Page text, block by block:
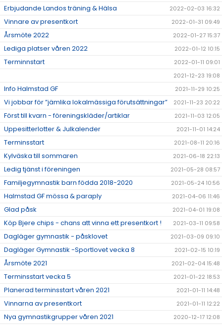
Erbjudande Landos träning & Hälsa 2022-02-03 16:32
Vinnare av presentkort 2022-01-31 09:49
Årsmöte 2022 2022-01-27 15:37
Lediga platser våren 2022 2022-01-12 10:15
Terminnstart
2022-01-11 09:01
2021-12-23 19:08
Info Halmstad GF 2021-11-29 10:25
Vi jobbar för ”jämlika lokalmässiga förutsättningar” 2021-11-23 20:22
Först till kvarn - föreningskläder/artiklar 2021-11-03 12:05
Uppesitterlotter & Julkalender 2021-11-01 14:24
Terminsstart 2021-08-11 20:16
Kylväska till sommaren 2021-06-18 22:13
Ledig tjänst i föreningen 2021-05-28 08:57
Familjegymnastik barn födda 2018-2020 2021-05-24 10:56
Halmstad GF mössa & paraply 2021-04-06 11:46
Glad påsk 2021-04-01 19:08
Köp Bjere chips - chans att vinna ett presentkort ! 2021-03-11 09:58
Dagläger gymnastik - påsklovet 2021-03-09 09:10
Dagläger Gymnastik -Sportlovet vecka 8 2021-02-15 10:19
Årsmöte 2021 2021-02-04 15:48
Terminsstart vecka 5 2021-01-22 18:53
Planerad terminsstart våren 2021 2021-01-11 14:48
Vinnarna av presentkort 2021-01-11 12:22
Nya gymnastikgrupper våren 2021 2020-12-17 12:08